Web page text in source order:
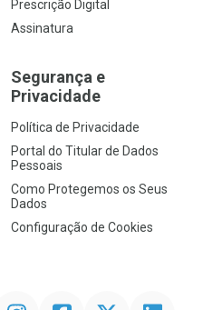
Prescrição Digital
Assinatura
Segurança e
Privacidade
Política de Privacidade
Portal do Titular de Dados
Pessoais
Como Protegemos os Seus
Dados
Configuração de Cookies
InstagramFacebookTwitter Linkedin